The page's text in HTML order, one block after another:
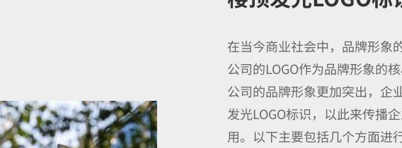
在当今商业社会中，品牌形象
公司的LOGO作为品牌形象的
公司的品牌形象更加突出，企
发光LOGO标识，以此来传播
用。以下主要包括几个方面进